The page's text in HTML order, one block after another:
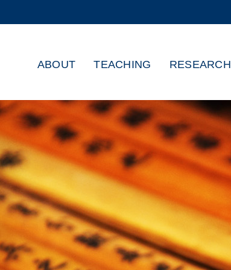
MORE ABOUT HKUST
ABOUT TEACHING RESEARCH